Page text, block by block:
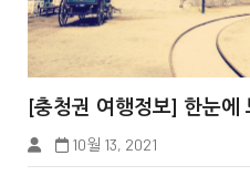


[충청권 여행정보] 한눈에
10월 13, 2021